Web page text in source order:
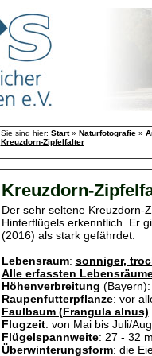
Sie sind hier: Start» Naturfotografie»
Kreuzdorn-Zipfelfalter
Kreuzdorn-
Der sehr seltene Kreuzdorn-
Hinterflügels erkenntlich. Er
(2016) als stark gefährdet.
Lebensraum: sonniger,
Alle erfassten
Höhenverbreitung
Raupenfutterpflanze: vor
Faulbaum (Frangula alnus)
Flugzeit: von Mai bis Juli/
Flügelspannweite: 27 - 32
Überwinterungsform: die